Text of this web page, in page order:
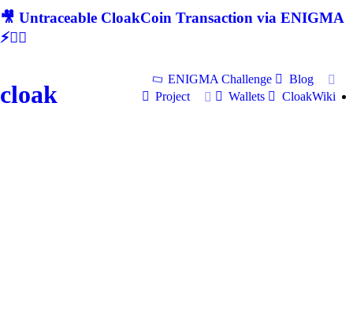
🎥 Untraceable CloakCoin Transaction via ENIGMA
⚡🕵‍♂
cloak
ENIGMA Challenge
Blog
Project
Wallets CloakWiki